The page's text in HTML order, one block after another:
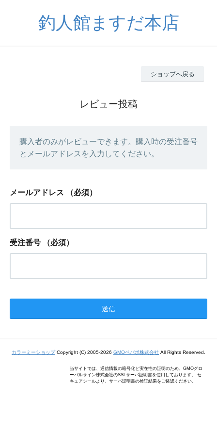
釣人館ますだ本店
ショップへ戻る
レビュー投稿
購入者のみがレビューできます。購入時の受注番号
とメールアドレスを入力してください。
メールアドレス （必須）
受注番号 （必須）
カラーミーショップCopyright (C) 2005-2026 GMOペパボ株式会社 All Rights Reserved.
当サイトでは、通信情報の暗号化と実在性の証明のため、GMOグロ
ーバルサイン株式会社のSSLサーバ証明書を使用しております。 セ
キュアシールより、サーバ証明書の検証結果をご確認ください。